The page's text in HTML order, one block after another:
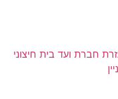
חברת ועד בית חיצוני